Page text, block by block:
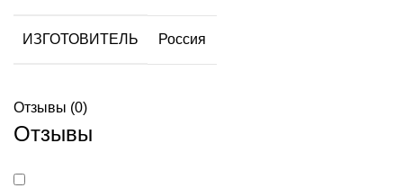
ИЗГОТОВИТЕЛЬ Россия
Отзывы (0)
Отзывы